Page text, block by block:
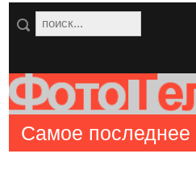
Самое последнее